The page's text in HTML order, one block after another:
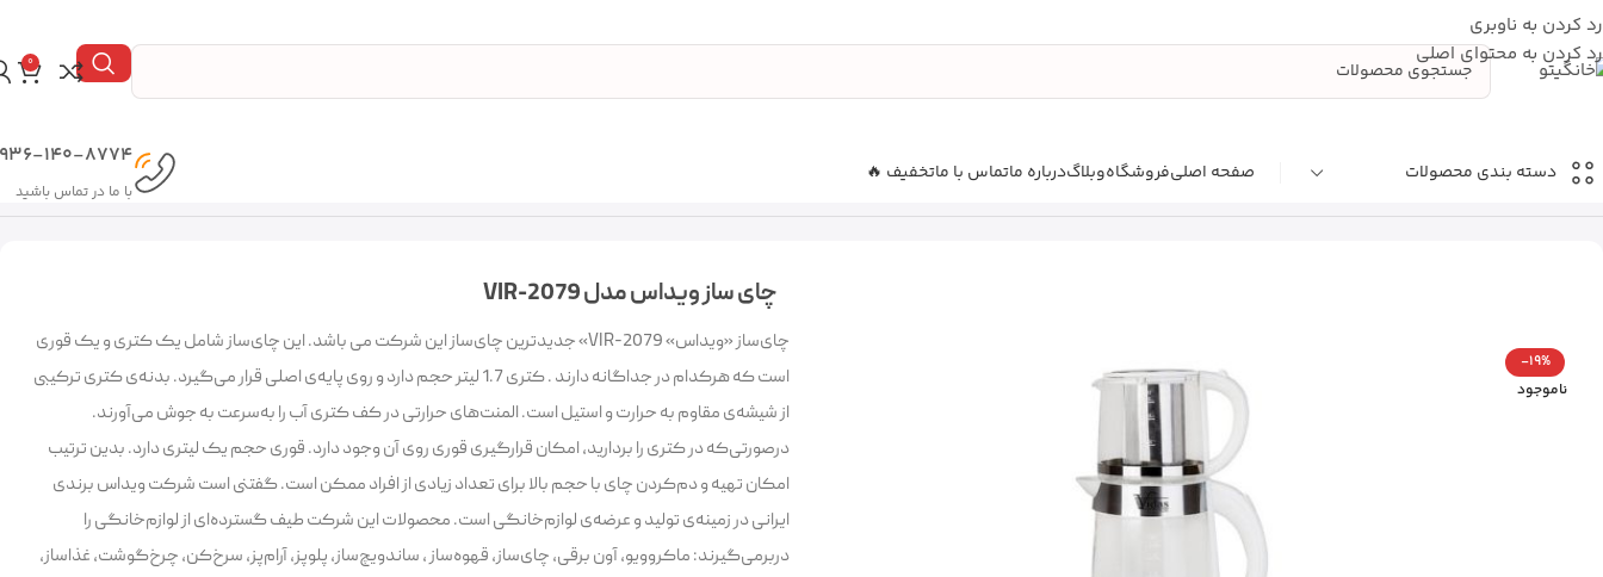
رد کردن به ناوبری
رد کردن به محتوای اصلی
0
دسته بندی محصولات صفحه اصلیفروشگاهوبلاگدرباره ماتماس با ماتخفیف 🔥
140-8774
با ما در تماس باشید خانه چای ساز ویداس مدل VIR-2079
-19%
ناموجود
چای ساز ویداس مدل VIR-2079
چای‌ساز «ویداس» VIR-2079» جدیدترین چای‌ساز این شرکت می باشد. این چای‌ساز شامل یک کتری و یک قوری
است که هرکدام در جداگانه دارند . کتری 1.7 لیتر حجم دارد و روی پایه‌ی اصلی قرار می‌گیرد. بدنه‌ی کتری ترکیبی
از شیشه‌ی مقاوم به حرارت و استیل است. المنت‌های حرارتی در کف کتری آب را به‌سرعت به جوش می‌آورند.
درصورتی‌که در کتری را بردارید، امکان قرارگیری قوری روی آن وجود دارد. قوری حجم یک لیتری دارد. بدین ترتیب
امکان تهیه و دم‌کردن چای با حجم بالا برای تعداد زیادی از افراد ممکن است. گفتنی است شرکت ویداس برندی
ایرانی در زمینه‌ی تولید و عرضه‌ی لوازم‌خانگی است. محصولات این شرکت طیف گسترده‌ای از لوازم‌خانگی را
دربرمی‌گیرند: ماکروویو، آون برقی، چای‌ساز، قهوه‌ساز ، ساندویچ‌ساز، پلوپز، آرام‌پز، سرخ‌کن، چرخ‌گوشت، غذاساز،